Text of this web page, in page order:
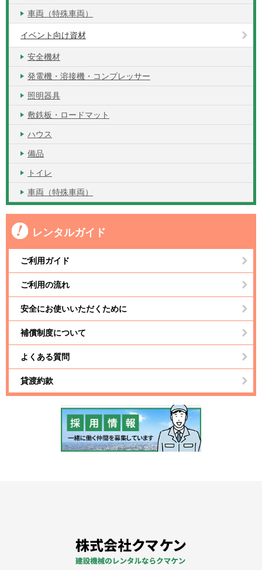
車両（特殊車両）
イベント向け資材
安全機材
発電機・溶接機・コンプレッサー
照明器具
敷鉄板・ロードマット
ハウス
備品
トイレ
車両（特殊車両）
レンタルガイド
ご利用ガイド
ご利用の流れ
安全にお使いいただくために
補償制度について
よくある質問
貸渡約款